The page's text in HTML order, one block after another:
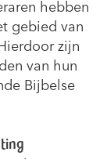
hebben
gebied van
zijn
van hun
Bijbelse